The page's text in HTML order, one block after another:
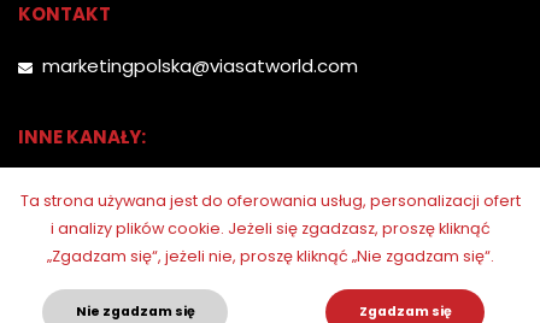
KONTAKT
marketingpolska@viasatworld.com
INNE KANAŁY:
Ta strona używana jest do oferowania usług, personalizacji ofert
i analizy plików cookie. Jeżeli się zgadzasz, proszę kliknąć
„Zgadzam się“, jeżeli nie, proszę kliknąć „Nie zgadzam się“.
Nie zgadzam się Zgadzam się